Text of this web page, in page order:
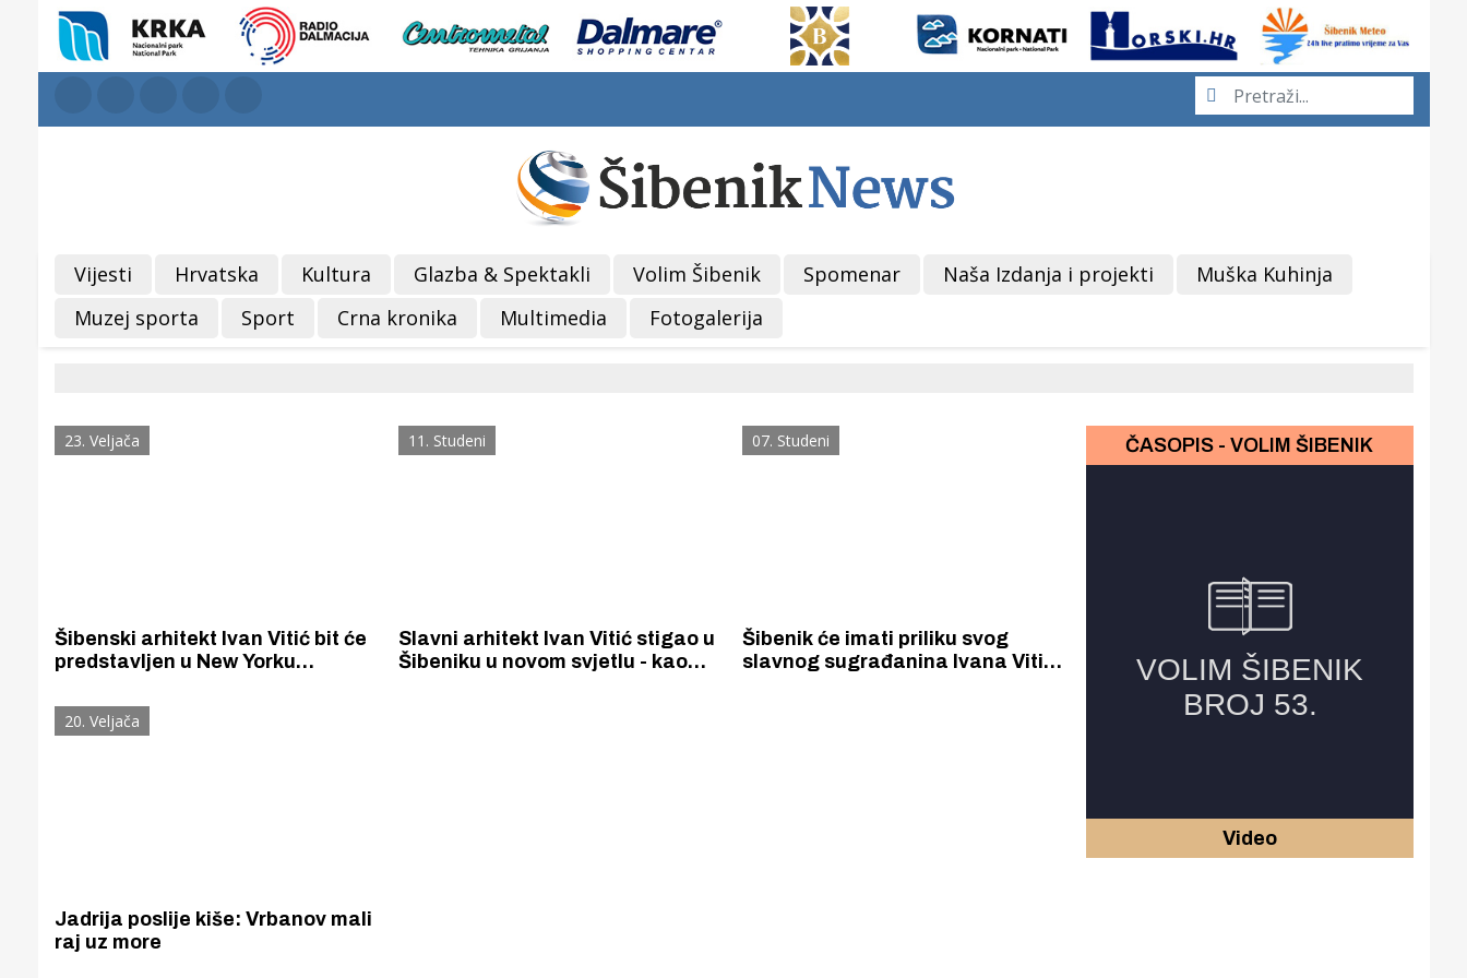
Vijesti Hrvatska Kultura Glazba & Spektakli Volim Šibenik Spomenar Naša Izdanja i projekti
Muška Kuhinja
Muzej sporta
Sport Crna kronika Multimedia Fotogalerija
23. Veljača
Šibenski arhitekt Ivan Vitić bit će
predstavljen u New Yorku
11. Studeni
Slavni arhitekt Ivan Vitić stigao u
Šibeniku u novom svjetlu - kao
07. Studeni
Šibenik će imati priliku svog
slavnog sugrađanina Ivana Vitića
20. Veljača
Jadrija poslije kiše: Vrbanov mali
raj uz more
ČASOPIS - VOLIM ŠIBENIK
Video